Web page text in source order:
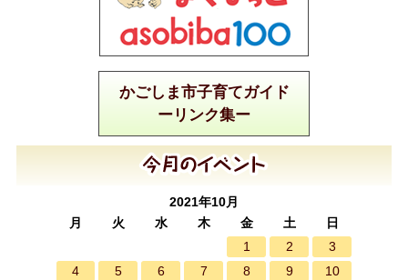
かごしま市子育てガイド
ーリンク集ー
2021年10月
月
火 水 木 金 土
日
1
2
3
4
5 6 7 8 9
10